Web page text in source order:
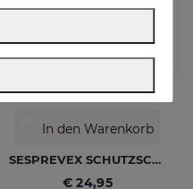
In den Warenkorb
SESPREVEX SCHUTZSCHAUM 50 Ml
€ 24,95